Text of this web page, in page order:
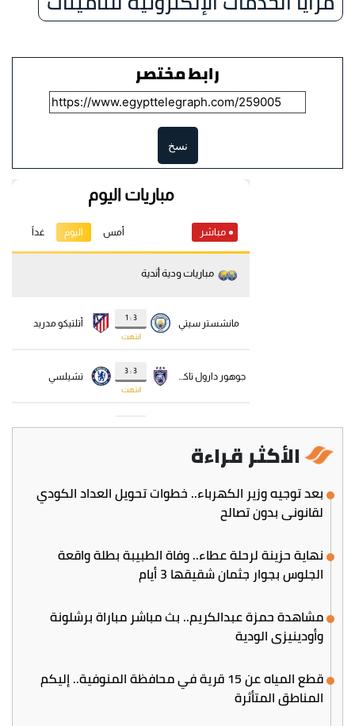
رابط مختصر
نسخ
الأكثر قراءة
بعد توجيه وزير الكهرباء.. خطوات تحويل العداد الكودي
لقانوني بدون تصالح
نهاية حزينة لرحلة عطاء.. وفاة الطبيبة بطلة واقعة
الجلوس بجوار جثمان شقيقها 3 أيام
مشاهدة حمزة عبدالكريم.. بث مباشر مباراة برشلونة
وأودينيزي الودية
قطع المياه عن 15 قرية في محافظة المنوفية.. إليكم
المناطق المتأثرة